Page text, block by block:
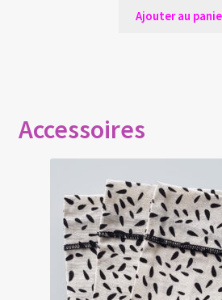
Ajouter au
Accessoires